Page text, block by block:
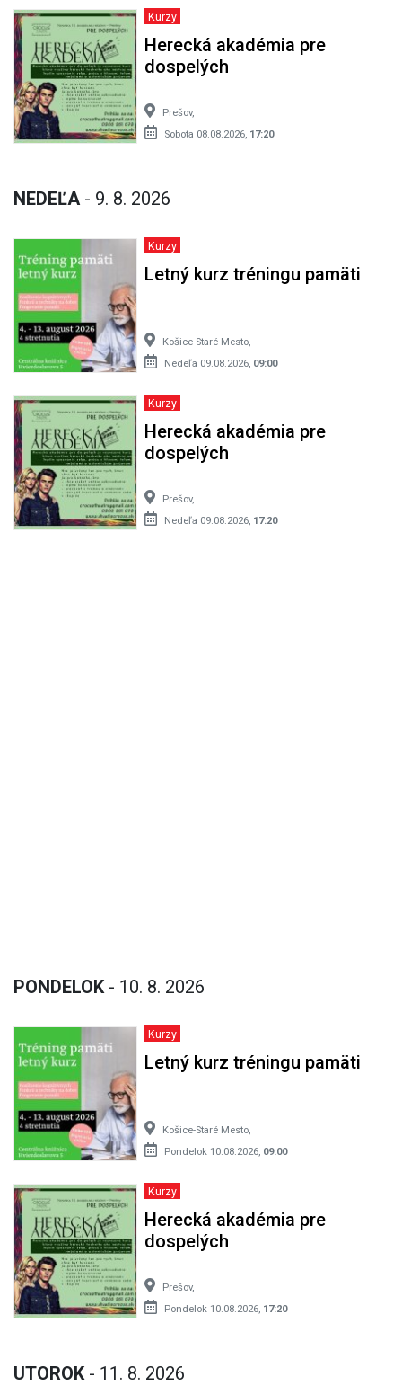
Kurzy
Herecká akadémia pre
dospelých
Prešov,
Sobota 08.08.2026, 17:20
NEDEĽA - 9. 8. 2026
Kurzy
Letný kurz tréningu pamäti
Košice-Staré Mesto,
Nedeľa 09.08.2026, 09:00
Kurzy
Herecká akadémia pre
dospelých
Prešov,
Nedeľa 09.08.2026, 17:20
PONDELOK - 10. 8. 2026
Kurzy
Letný kurz tréningu pamäti
Košice-Staré Mesto,
Pondelok 10.08.2026, 09:00
Kurzy
Herecká akadémia pre
dospelých
Prešov,
Pondelok 10.08.2026, 17:20
UTOROK - 11. 8. 2026